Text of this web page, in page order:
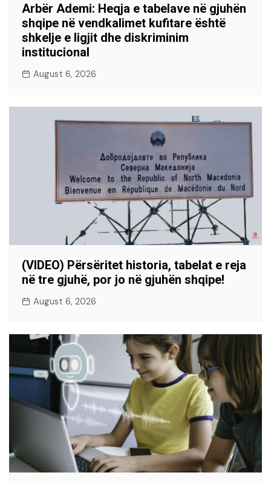
Arbër Ademi: Heqja e tabelave në gjuhën
shqipe në vendkalimet kufitare është
shkelje e ligjit dhe diskriminim
institucional
August 6, 2026
(VIDEO) Përsëritet historia, tabelat e reja
në tre gjuhë, por jo në gjuhën shqipe!
August 6, 2026